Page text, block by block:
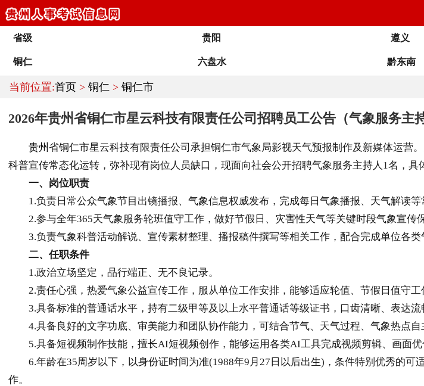
省级 贵阳 遵义
铜仁 六盘水 黔东南
当前位置:首页 > 铜仁 > 铜仁市
2026年贵州省铜仁市星云科技有限责任公司招聘员工公告（气象服务主
贵州 省铜仁市星云科技有限责任公司承担铜仁市气象局影视天气预报制作及新媒体运营
科普宣传常态化运转，弥补现有岗位人员缺口，现面向社会公开招聘气象服务主持人1名，具
一、岗位职责
1.负责日常公众气象节目出镜播报、气象信息权威发布，完成每日气象播报、天气解读等
2.参与全年365天气象服务轮班值守工作，做好节假日、灾害性天气等关键时段气象宣传保
3.负责气象科普活动解说、宣传素材整理、播报稿件撰写等相关工作，配合完成单位各类
二、任职条件
1.政治立场坚定，品行端正、无不良记录。
2.责任心强，热爱气象公益宣传工作，服从单位工作安排，能够适应轮值、节假日值守工
3.具备标准的普通话水平，持有二级甲等及以上水平普通话等级证书，口齿清晰、表达流
4.具备良好的文字功底、审美能力和团队协作能力，可结合节气、天气过程、气象热点自
5.具备短视频制作技能，擅长AI短视频创作，能够运用各类AI工具完成视频剪辑、画面优
6.年龄在35周岁以下，以身份证时间为准(1988年9月27日以后出生)，条件特别优秀的可
作。